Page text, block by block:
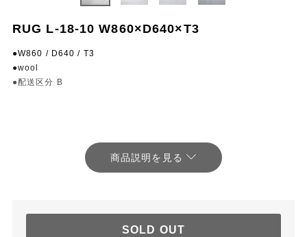
RUG L-18-10 W860×D640×T3
●W860 / D640 / T3
●wool
●配送区分 B
SOLD OUT